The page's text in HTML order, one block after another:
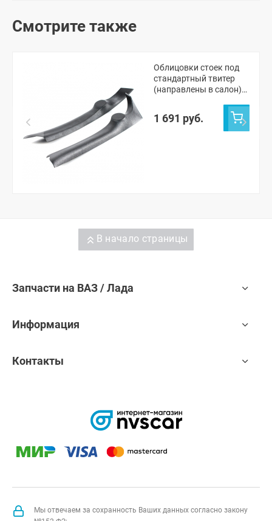
Смотрите также
Облицовки стоек под
стандартный твитер
(направлены в салон)
Нива, Лада Нива
Тревел (черные)
1 691 руб.
В начало страницы
Запчасти на ВАЗ / Лада
Информация
Контакты
Мы отвечаем за сохранность Ваших данных согласно закону